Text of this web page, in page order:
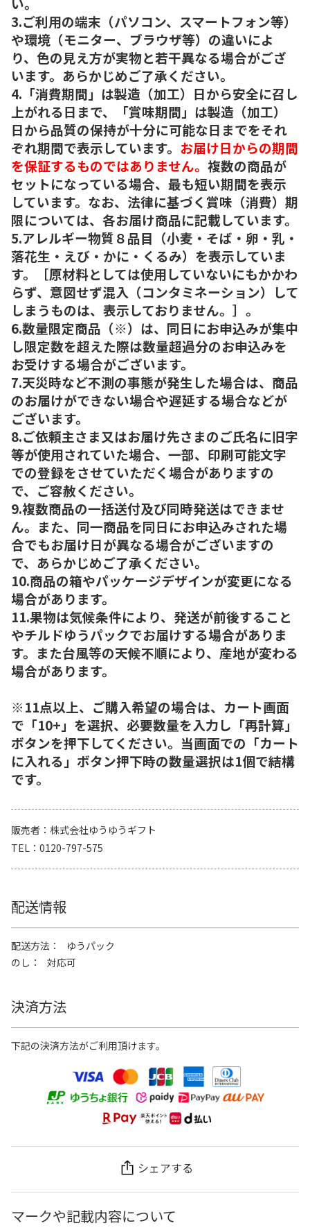
3.ご利用の端末（パソコン、スマートフォン等）
や環境（モニター、ブラウザ等）の違いによ
り、色の見え方が実物と若干異なる場合がござ
います。あらかじめご了承ください。
4.「消費期間」は製造（加工）日から安全に召し
上がれる日まで、「賞味期間」は製造（加工）
日から品質の保持が十分に可能な日までをそれ
ぞれ期間で表示しています。 お届け日からの期間
を保証するものではありません。 複数の商品が
セットになっている場合、最も短い期間を表示
しています。なお、法律に基づく賞味（消費）期
限については、各お届け商品に記載しています。
5.アレルギー物質８品目（小麦・そば・卵・乳・
落花生・えび・かに・くるみ）を表示していま
す。［原材料としては使用していないにもかかわ
らず、意図せず混入（コンタミネーション）して
しまうものは、表示しておりません。］。
6.数量限定商品（※）は、同日にお申込みが集中
し限定数を超えた際は数量超過分のお申込みを
お受けする場合がございます。
7.天災時など不測の事態が発生した場合は、商品
のお届けができない場合や遅延する場合などが
ございます。
8.ご依頼主さま又はお届け先さまのご氏名に旧字
等が使用されていた場合、一部、印刷可能文字
での登録をさせていただく場合がありますの
で、ご容赦ください。
9.複数商品の一括送付及び同時発送はできませ
ん。また、同一商品を同日にお申込みされた場
合でもお届け日が異なる場合がございますの
で、あらかじめご了承ください。
10.商品の箱やパッケージデザインが変更になる
場合があります。
11.果物は気候条件により、発送が前後すること
やチルドゆうパックでお届けする場合がありま
す。また台風等の天候不順により、産地が変わる
場合があります。
※11点以上、ご購入希望の場合は、カート画面
で「10+」を選択、必要数量を入力し「再計算」
ボタンを押下してください。当画面での「カート
に入れる」ボタン押下時の数量選択は1個で結構
です。
販売者
株式会社ゆうゆうギフト
TEL
0120-797-575
配送情報
配送方法
ゆうパック
のし
対応可
決済方法
下記の決済方法がご利用頂けます。
シェアする
マークや記載内容について